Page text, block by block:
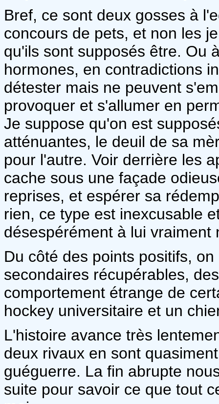
Bref, ce sont deux gosses à
concours de pets, et non les
qu'ils sont supposés être. Ou
hormones, en contradictions
détester mais ne peuvent
provoquer et s'allumer en
Je suppose qu'on est
atténuantes, le deuil de sa
pour l'autre. Voir derrière les
cache sous une façade
reprises, et espérer sa
rien, ce type est inexcusable
désespérément à lui vraiment
Du côté des points positifs,
secondaires récupérables,
comportement étrange de
hockey universitaire et un
L'histoire avance très
deux rivaux en sont
guéguerre. La fin abrupte
suite pour savoir ce que tout